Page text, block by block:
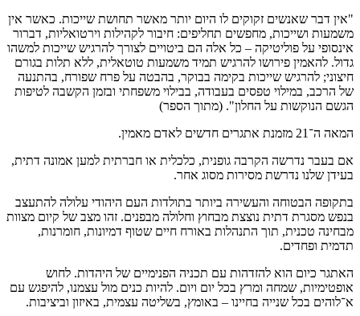
"אין דבר שאנשים זקוקים לו היום יותר מאשר תחושת שייכות. כאשר אין
משמעות ושייכות, מחפשים תחליפים: חיבור לקהילות וירטואליות, דברור
אינסופי על פוליטיקה – כל אלה הם ביטויים לצורך להרגיש שייכות למשהו
גדול. להאמין פירושו להרגיש תמיד משמעות טוטאלית, ללא תלות בגורם
חיצוני; להרגיש שייכות בקימה בבוקר, בהבטה על פרח שפורח, בהתנעה
של הרכב, במילוי טפסים בעבודה, בבילוי משפחתי ובזמן הקשבה לטיפות
הגשם הנוקשות על החלון". (מתוך הספר)
המאה ה־21 מזמנת אתגרים חדשים לאדם מאמין.
אם בעבר נדרשה הקרבה גופנית, כלכלית או חברתית למען אמונה דתית,
בעידן שלנו נדרשת מסירות מסוג אחר.
בתקופה הבטוחה והעשירה ביותר בתולדות העם היהודי עלולה להתעצב
בנפש מסגרת דתית נוצצת מבחוץ וחלולה מבפנים. זהו מצב של קיום מצוות
מבחינה טכנית, תוך התנהלות באורח חיים שטוף דמיונות, חומרנות,
תדמית ופחדים.
האתגר כיום הוא להזדהות עם תכניה הפנימיים של היהדות. לחוש
אופטימיות, שמחה ומרץ בכל יום ויום. להיות כנים מול עצמנו, להיפגש עם
א־לוהים בכל שנייה בחיינו – באומץ, בשליטה עצמית, באיזון וביציבות.